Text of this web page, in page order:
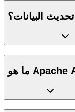
البيانات؟